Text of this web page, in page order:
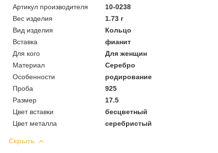
Артикул производителя
10-0238
Вес изделия
1.73 г
Вид изделия
Кольцо
Вставка
фианит
Для кого
Для женщин
Материал
Серебро
Особенности
родирование
Проба
925
Размер
17.5
Цвет вставки
бесцветный
Цвет металла
серебристый
Скрыть